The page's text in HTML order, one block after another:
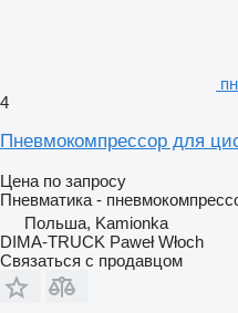
4
Пневмокомпрессор для
Цена по запросу
Пневматика -
Польша, Kamionka
DIMA-TRUCK Paweł Włoch
Связаться с продавцом